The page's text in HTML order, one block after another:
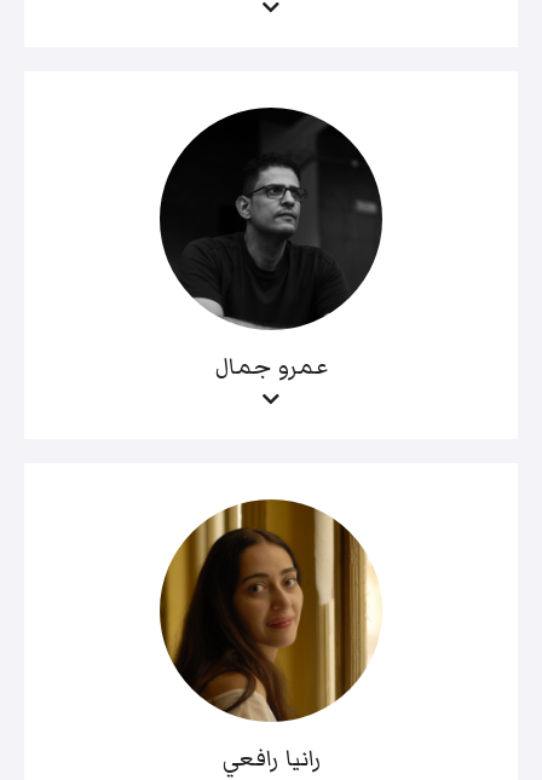
عمرو جمال
رانيا رافعي